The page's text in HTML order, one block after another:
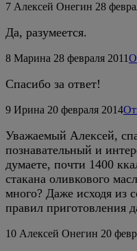
7 Алексей Онегин 28
Да, разумеется.
8 Марина 28 февраля 2011
Спасибо за ответ!
9 Ирина 20 февраля 2014
Уважаемый Алексей,
познавательный и
думаете, почти 1400
стакана оливкового
много? Даже исходя из
правил приготовления
10 Алексей Онегин 20